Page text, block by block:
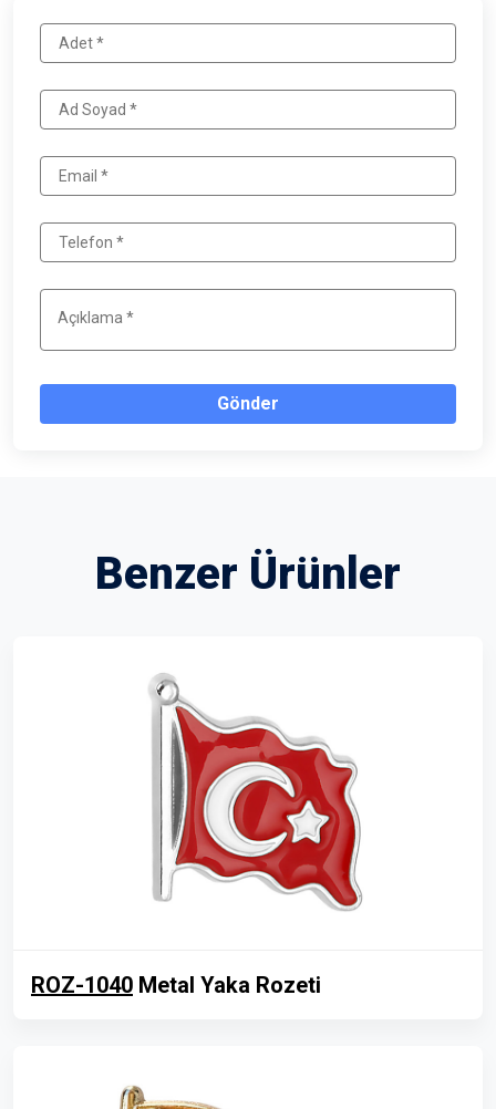
Gönder
Benzer Ürünler
ROZ-1040 Metal Yaka Rozeti